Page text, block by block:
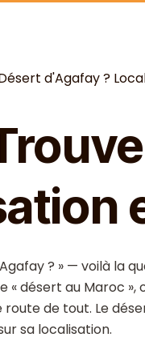
d'Agafay ?
? » — voilà la
« désert au Maroc
route de tout. Le
sa localisation.